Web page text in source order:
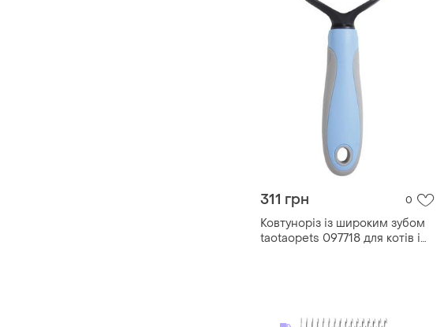
311 грн 0
Ковтуноріз із широким зубом
taotaopets 097718 для котів і